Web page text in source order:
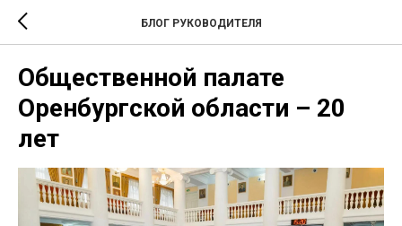
БЛОГ РУКОВОДИТЕЛЯ
Общественной палате
Оренбургской области – 20
лет